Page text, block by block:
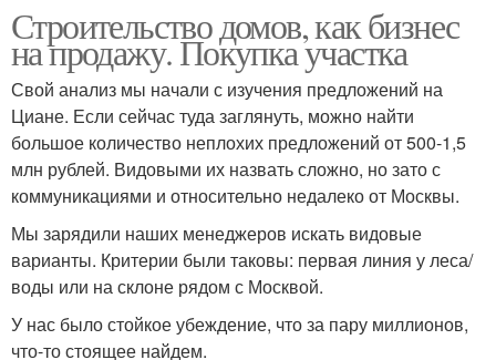
Строительство домов, как бизнес
на продажу. Покупка участка
Свой анализ мы начали с изучения предложений на
Циане. Если сейчас туда заглянуть, можно найти
большое количество неплохих предложений от 500-1,5
млн рублей. Видовыми их назвать сложно, но зато с
коммуникациями и относительно недалеко от Москвы.
Мы зарядили наших менеджеров искать видовые
варианты. Критерии были таковы: первая линия у леса/
воды или на склоне рядом с Москвой.
У нас было стойкое убеждение, что за пару миллионов,
что-то стоящее найдем.